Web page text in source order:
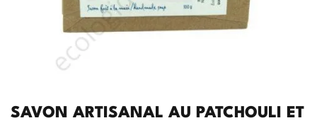
SAVON ARTISANAL AU PATCHOULI ET